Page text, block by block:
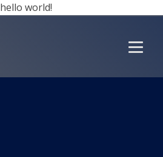
hello world!